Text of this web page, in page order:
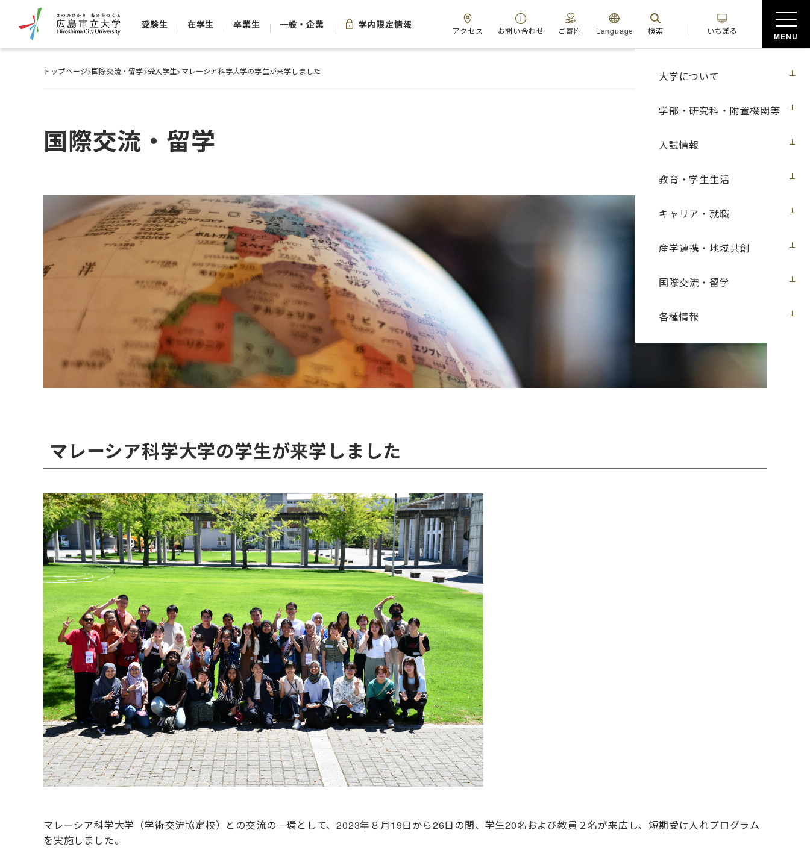
大学について
学部・研究科・附置機関等
入試情報
教育・学生生活
キャリア・就職
産学連携・地域共創
国際交流・留学
各種情報
受験生 在学生 卒業生 一般・企業 学内限定情報
アクセス お問い合わせ ご寄附 Language 検索 いちぽる
MENU
トップページ>国際交流・留学>受入学生>マレーシア科学大学の学生が来学しました
国際交流・留学
マレーシア科学大学の学生が来学しました
マレーシア科学大学（学術交流協定校）との交流の一環として、2023年８月19日から26日の間、学生20名および教員２名が来広し、短期受け入れプログラム
を実施しました。